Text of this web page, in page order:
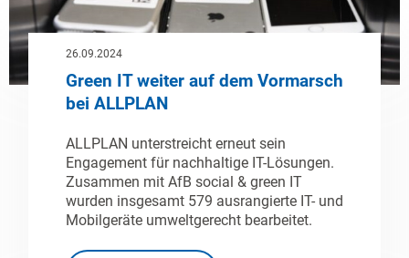
26.09.2024
Green IT weiter auf dem Vormarsch
bei ALLPLAN
ALLPLAN unterstreicht erneut sein
Engagement für nachhaltige IT-Lösungen.
Zusammen mit AfB social & green IT
wurden insgesamt 579 ausrangierte IT- und
Mobilgeräte umweltgerecht bearbeitet.